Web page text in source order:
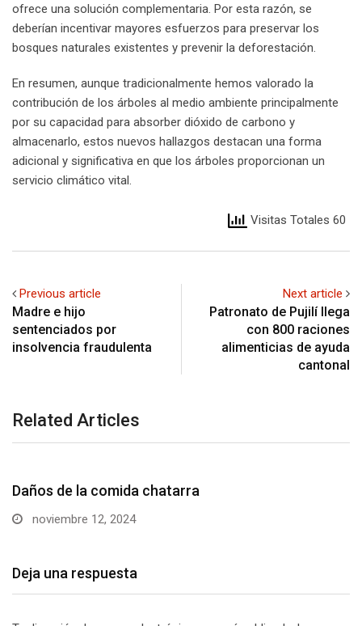
ofrece una solución complementaria. Por esta razón, se
deberían incentivar mayores esfuerzos para preservar los
bosques naturales existentes y prevenir la deforestación.
En resumen, aunque tradicionalmente hemos valorado la
contribución de los árboles al medio ambiente principalmente
por su capacidad para absorber dióxido de carbono y
almacenarlo, estos nuevos hallazgos destacan una forma
adicional y significativa en que los árboles proporcionan un
servicio climático vital.
Visitas Totales 60
Previous article
Madre e hijo
sentenciados por
insolvencia fraudulenta
Next article
Patronato de Pujilí llega
con 800 raciones
alimenticias de ayuda
cantonal
Related Articles
Vivir en armonía con la naturaleza
octubre 22, 2024
Deja una respuesta